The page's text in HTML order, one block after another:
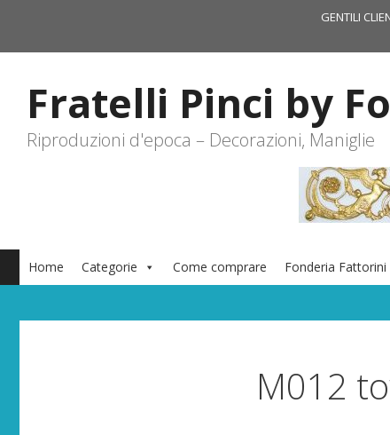
contenuto
GENTILI
Fratelli Pinci by
Riproduzioni d'epoca – Decorazioni, Maniglie
Home Categorie Come comprare Fonderia
M012